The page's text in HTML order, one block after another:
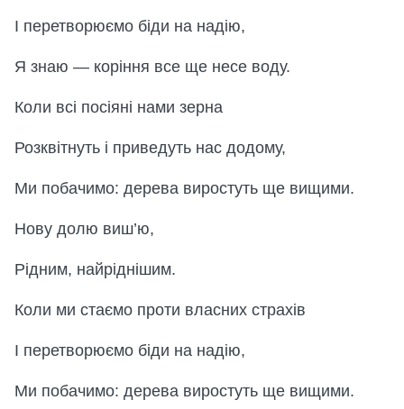
І перетворюємо біди на надію,
Я знаю — коріння все ще несе воду.
Коли всі посіяні нами зерна
Розквітнуть і приведуть нас додому,
Ми побачимо: дерева виростуть ще вищими.
Нову долю виш’ю,
Рідним, найріднішим.
Коли ми стаємо проти власних страхів
І перетворюємо біди на надію,
Ми побачимо: дерева виростуть ще вищими.